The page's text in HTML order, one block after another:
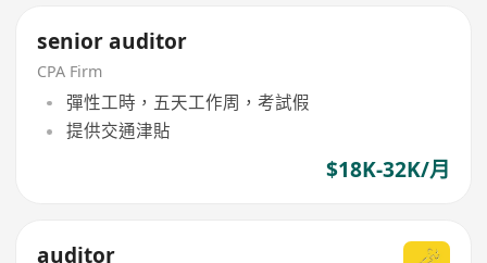
senior auditor
CPA Firm
彈性工時，五天工作周，考試假
提供交通津貼
$18K-32K/月
auditor